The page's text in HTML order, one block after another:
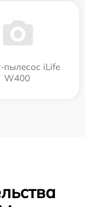
пылесос iLife
W400